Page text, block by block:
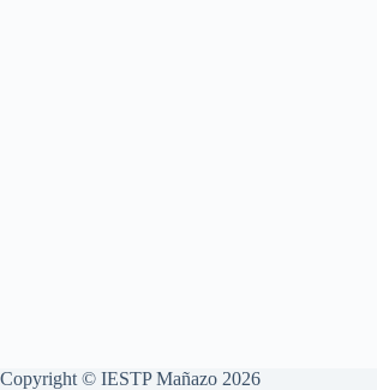
Copyright © IESTP Mañazo 2026